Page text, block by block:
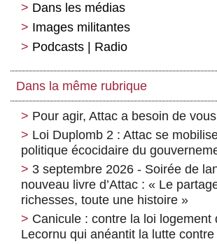
Dans les médias
Images militantes
Podcasts | Radio
Dans la même rubrique
Pour agir, Attac a besoin de
Loi Duplomb 2 : Attac se
politique écocidaire du
3 septembre 2026 - Soirée de
nouveau livre d’Attac : « Le
richesses, toute une histoire »
Canicule : contre la loi logement
Lecornu qui anéantit la lutte